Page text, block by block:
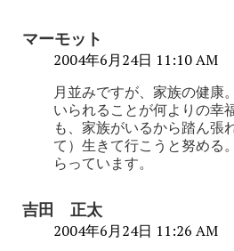
マーモット
2004年6月24日 11:10 AM
月並みですが、家族の健康
いられることが何よりの幸
も、家族がいるから踏ん張
て）生きて行こうと努める
らっています。
吉田 正太
2004年6月24日 11:26 AM